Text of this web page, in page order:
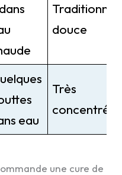
douce
eau
Très
concentré
une cure de